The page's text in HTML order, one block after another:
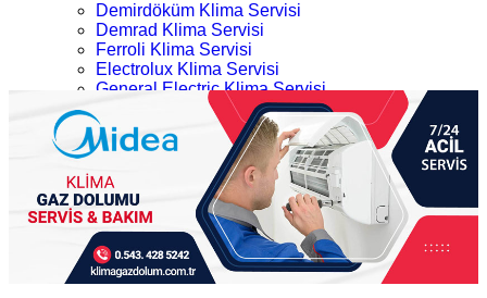
Demirdöküm Klima Servisi
Demrad Klima Servisi
Ferroli Klima Servisi
Electrolux Klima Servisi
General Electric Klima Servisi
LG Klima Servisi
Midea Klima Servisi
Mitsubishi Klima Servisi
Profilo Klima Servisi
İletişim
Kağıthane Midea Klima Servisi
Ana Sayfa
Kategoriler
Kağıthane Midea Klima Servisi